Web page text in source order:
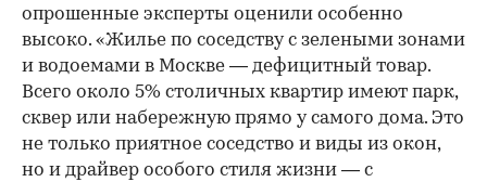
опрошенные эксперты оценили особенно
высоко. «Жилье по соседству с зелеными зонами
и водоемами в Москве — дефицитный товар.
Всего около 5% столичных квартир имеют парк,
сквер или набережную прямо у самого дома. Это
не только приятное соседство и виды из окон,
но и драйвер особого стиля жизни — с